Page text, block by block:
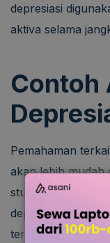
depresiasi
aktiva selama
Contoh
Pemahaman
akan lebih mudah
studi kasus.
depresiasi yang
terhadap kedua